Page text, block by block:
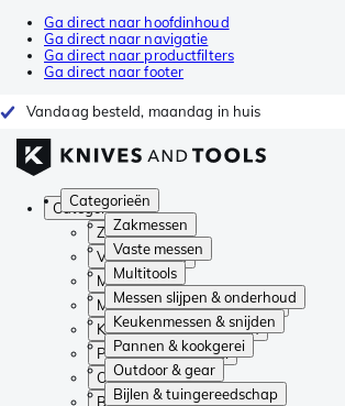
Ga direct naar hoofdinhoud
Ga direct naar navigatie
Ga direct naar productfilters
Ga direct naar footer
Vandaag besteld, maandag in huis
Categorieën
Zakmessen
Vaste messen
Multitools
Messen slijpen & onderhoud
Keukenmessen & snijden
Pannen & kookgerei
Outdoor & gear
Bijlen & tuingereedschap
Categorieën
Zakmessen
Vaste messen
Multitools
Messen slijpen & onderhoud
Keukenmessen & snijden
Pannen & kookgerei
Outdoor & gear
Bijlen & tuingereedschap